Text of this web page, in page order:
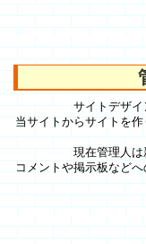
サイトデザ
当サイトからサイトを
現在管理人
コメントや掲示板など